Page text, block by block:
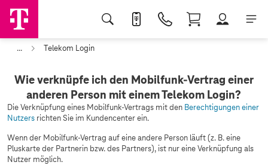
... Telekom Login
Wie verknüpfe ich den Mobilfunk-Vertrag einer
anderen Person mit einem Telekom Login?
Die Verknüpfung eines Mobilfunk-Vertrags mit den Berechtigungen einer
Nutzers richten Sie im Kundencenter ein.
Wenn der Mobilfunk-Vertrag auf eine andere Person läuft (z. B. eine
Pluskarte der Partnerin bzw. des Partners), ist nur eine Verknüpfung als
Nutzer möglich.